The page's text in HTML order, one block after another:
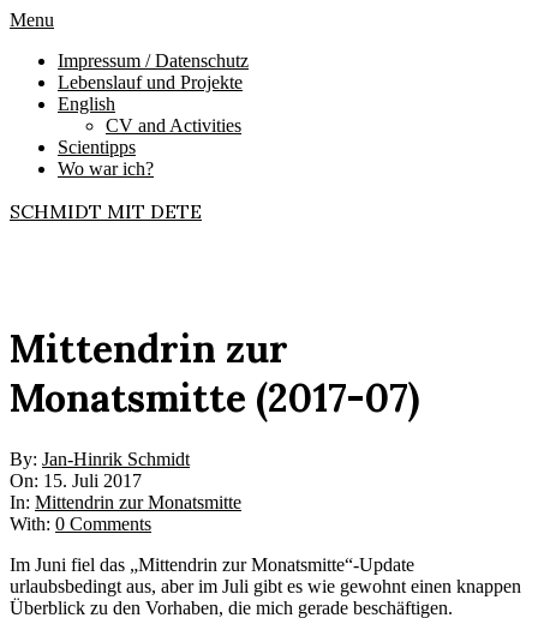
Skip
content
Primary
Menu
Menu
Impressum / Datenschutz
Lebenslauf und Projekte
English
CV and Activities
Scientipps
Wo war ich?
SCHMIDT MIT DETE
Mittendrin zur
Monatsmitte (2017-07)
By: Jan-Hinrik Schmidt
On: 15. Juli 2017
In: Mittendrin zur Monatsmitte
With: 0 Comments
Im Juni fiel das „Mittendrin zur Monatsmitte“-Update
urlaubsbedingt aus, aber im Juli gibt es wie gewohnt einen knappen
Überblick zu den Vorhaben, die mich gerade beschäftigen.